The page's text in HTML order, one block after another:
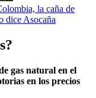
la caña de
dice Asocaña
gas natural en el
en los precios